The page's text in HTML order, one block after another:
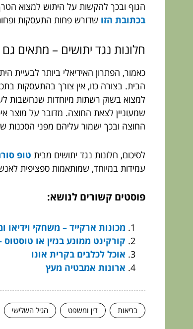
הגוף ובכך להקשות על היתוש למצוא
בכתובת הזו שדורש פחות התעסקות
חלונות נגד יתושים – מתאים
כאמור, הפתרון האידיאלי ביותר לבעיית
הבית. בצורה כזו, אין צורך בהתעסקות
למצוא בשוק רשתות מיוחדות שנחשבות
שמעוניין לצאת החוצה. מדובר על מוצר
החוצה ובכך ישמור עליהם מפני הסכנות
לסיכום, חלונות נגד יתושים מבית טופ
עמידות במיוחד, שמותאמות ספציפית
פוסטים קשורים לנושא:
מכונות ארקייד – משחקי וידיאו
קורקינט ממונע בנזין או
אוכל לכלבים בקרית אונו
ארונות אמבטיה מעץ
בריאות דין ומשפט הגיל השלישי